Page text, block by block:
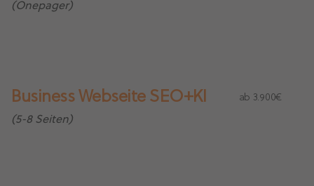
(Onepager)
Business Webseite SEO+KI ab 3.900€
(5-8 Seiten)